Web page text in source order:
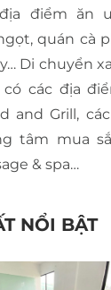
điểm ăn
quán cà
Di chuyển
các địa
and Grill,
tâm mua
& spa…
NỔI BẬT